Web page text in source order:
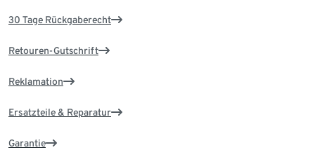
30 Tage Rückgaberecht
Retouren-Gutschrift
Reklamation
Ersatzteile & Reparatur
Garantie